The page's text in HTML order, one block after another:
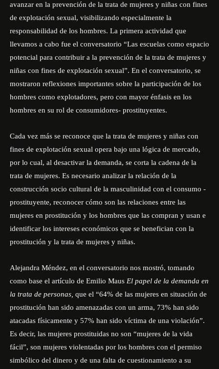
avanzar en la prevención de la trata de mujeres y niñas con fines
de explotación sexual, visibilizando especialmente la
responsabilidad de los hombres. La primera actividad que
llevamos a cabo fue el conversatorio “Las escuelas como espacio
potencial para contribuir a la prevención de la trata de mujeres y
niñas con fines de explotación sexual”. En el conversatorio, se
mostraron reflexiones importantes sobre la participación de los
hombres como explotadores, pero con mayor énfasis en los
hombres en su rol de consumidores- prostituyentes.
Cada vez más se reconoce que la trata de mujeres y niñas con
fines de explotación sexual opera bajo una lógica de mercado,
por lo cual, al desactivar la demanda, se corta la cadena de la
trata de mujeres. Es necesario analizar la relación de la
construcción socio cultural de la masculinidad con el consumo -
prostituyente, reconocer cómo son las relaciones entre las
mujeres en prostitución y los hombres que las compran y usan e
identificar los intereses económicos que se benefician con la
prostitución y la trata de mujeres y niñas.
Alejandra Méndez, en el conversatorio nos mostró, tomando
como base el artículo de Emilio Maus El papel de la demanda en
la trata de personas, que el “64% de las mujeres en situación de
prostitución han sido amenazadas con un arma, 73% han sido
atacadas físicamente y 57% han sido víctima de una violación”.
Es decir, las mujeres prostituidas no son “mujeres de la vida
fácil”, son mujeres violentadas por los hombres con el permiso
simbólico del dinero y de una falta de cuestionamiento a su